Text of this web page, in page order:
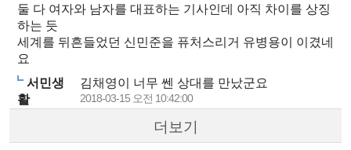
둘 다 여자와 남자를 대표하는 기사인데 아직 차이를 상징
하는 듯
세계를 뒤흔들었던 신민준을 퓨처스리거 유병용이 이겼네
요
서민생
활
김채영이 너무 쎈 상대를 만났군요
2018-03-15 오전 10:42:00
더보기